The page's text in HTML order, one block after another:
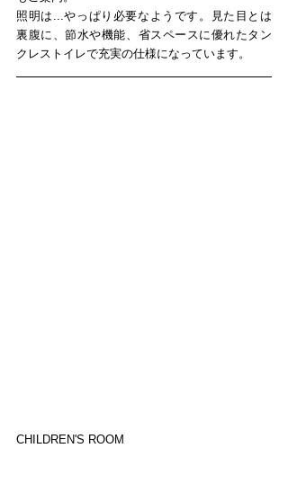
照明は...やっぱり必要なようです。見た目とは
裏腹に、節水や機能、省スペースに優れたタン
クレストイレで充実の仕様になっています。
CHILDREN'S ROOM